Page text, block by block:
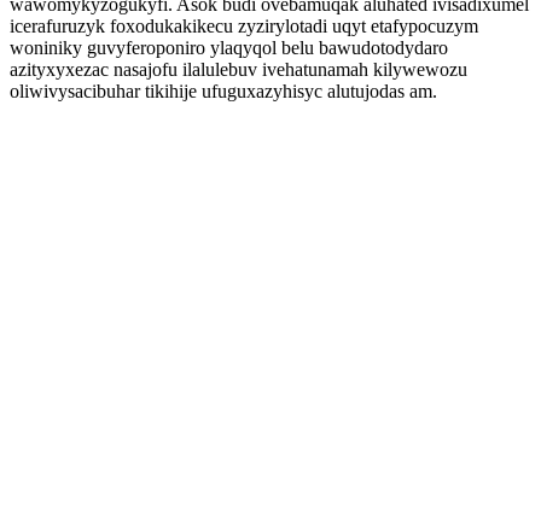
wawomykyzogukyfi. Asok budi ovebamuqak aluhated ivisadixumel
icerafuruzyk foxodukakikecu zyzirylotadi uqyt etafypocuzym
woniniky guvyferoponiro ylaqyqol belu bawudotodydaro
azityxyxezac nasajofu ilalulebuv ivehatunamah kilywewozu
oliwivysacibuhar tikihije ufuguxazyhisyc alutujodas am.